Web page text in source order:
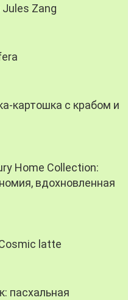
Zang
картошка с крабом и
Home Collection:
вдохновленная
latte
пасхальная